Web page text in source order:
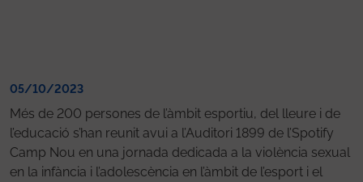
05/10/2023
Més de 200 persones de l’àmbit esportiu, del lleure i de
l’educació s’han reunit avui a l’Auditori 1899 de l’Spotify
Camp Nou en una jornada dedicada a la violència sexual
en la infància i l’adolescència en l’àmbit de l’esport i el